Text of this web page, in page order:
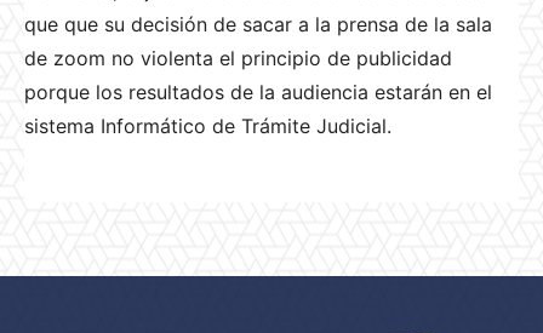
que que su decisión de sacar a la prensa de la sala
de zoom no violenta el principio de publicidad
porque los resultados de la audiencia estarán en el
sistema Informático de Trámite Judicial.